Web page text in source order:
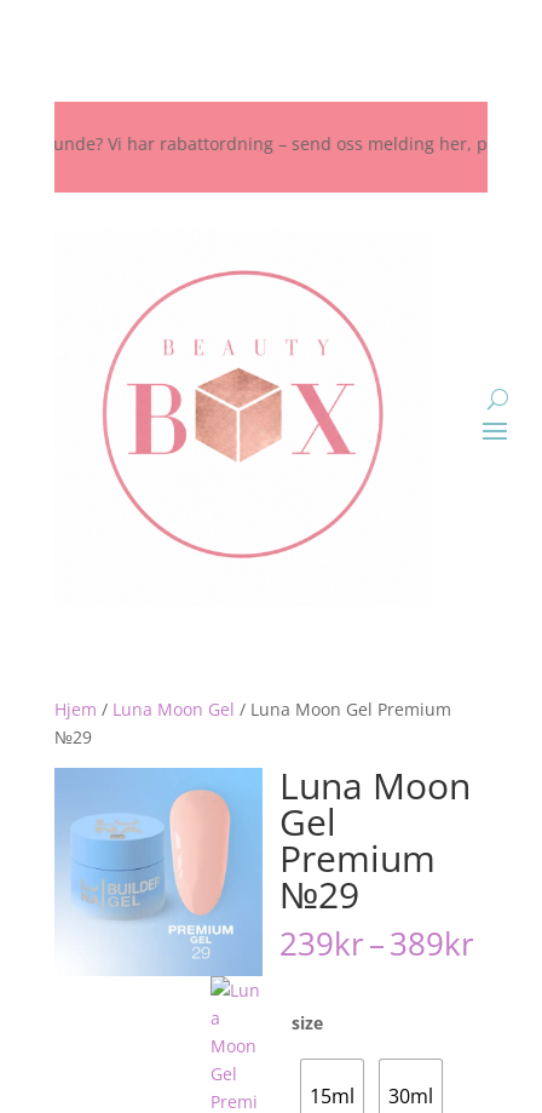
Vi har rabattordning – send oss melding her, på
Hjem / Luna Moon Gel / Luna Moon Gel Premium
№29
Luna Moon
Gel
Premium
№29
239kr–389kr
size
15ml 30ml